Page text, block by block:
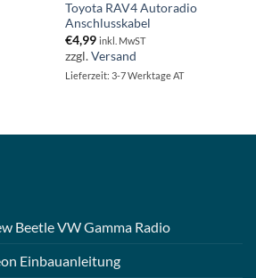
Toyota RAV4 Autoradio
Anschlusskabel
€4,99 inkl. MwST
zzgl.Versand
Lieferzeit: 3-7 Werktage AT
Beetle VW Gamma Radio
Einbauanleitung